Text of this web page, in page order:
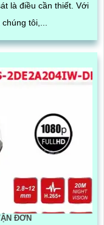
điều cần thiết. Với
tôi,...
ĐƠN